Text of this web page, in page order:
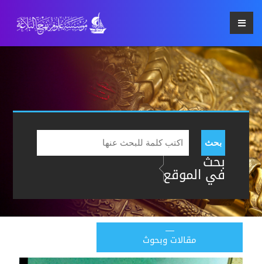
بحث
بحث
في الموقع
مقالات وبحوث